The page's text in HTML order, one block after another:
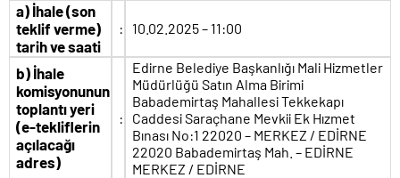
a) İhale (son
teklif verme)
tarih ve saati
: 10.02.2025 – 11:00
b) İhale
komisyonunun
toplantı yeri
(e-tekliflerin
açılacağı
adres)
:
Edirne Belediye Başkanlığı Mali Hizmetler
Müdürlüğü Satın Alma Birimi
Babademirtaş Mahallesi Tekkekapı
Caddesi Saraçhane Mevkii Ek Hızmet
Bınası No:1 22020 – MERKEZ / EDİRNE
22020 Babademirtaş Mah. – EDİRNE
MERKEZ / EDİRNE